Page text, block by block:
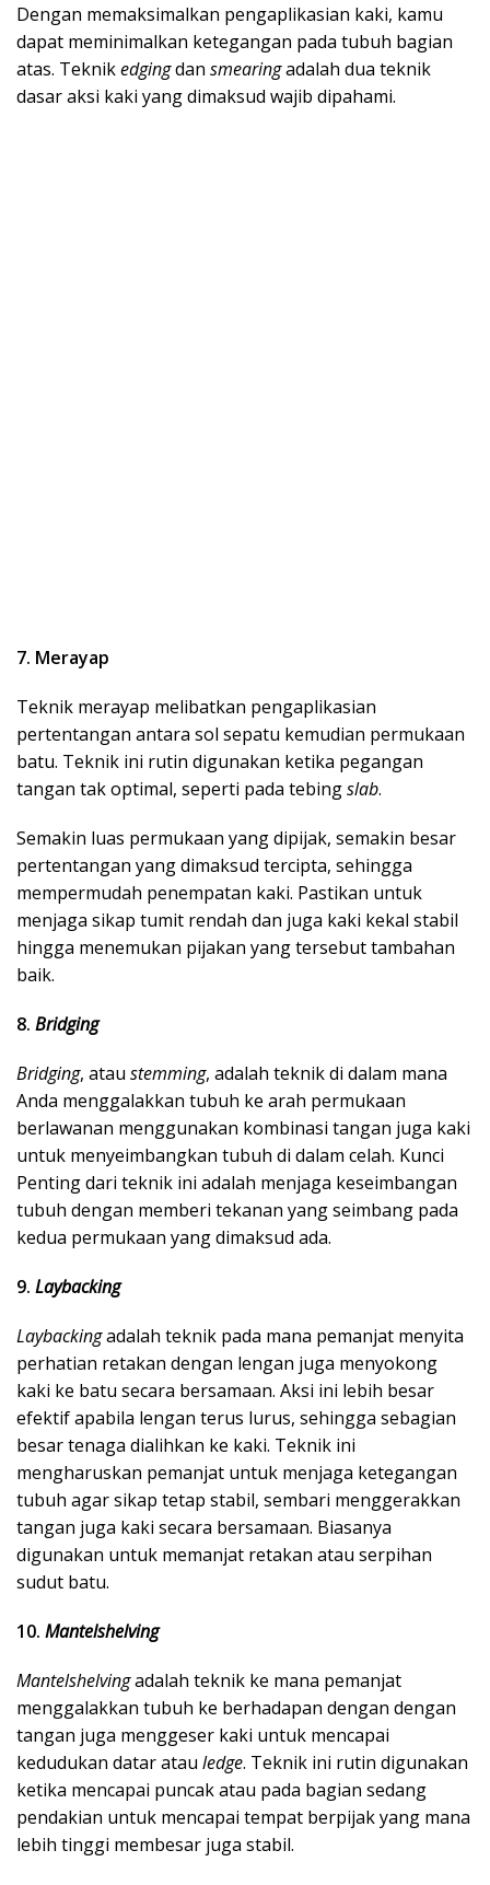
Dengan memaksimalkan pengaplikasian kaki, kamu
dapat meminimalkan ketegangan pada tubuh bagian
atas. Teknikedgingdan smearingadalah dua teknik
dasar aksi kaki yang dimaksud wajib dipahami.
7. Merayap
Teknik merayap melibatkan pengaplikasian
pertentangan antara sol sepatu kemudian permukaan
batu. Teknik ini rutin digunakan ketika pegangan
tangan tak optimal, seperti pada tebingslab.
Semakin luas permukaan yang dipijak, semakin besar
pertentangan yang dimaksud tercipta, sehingga
mempermudah penempatan kaki. Pastikan untuk
menjaga sikap tumit rendah dan juga kaki kekal stabil
hingga menemukan pijakan yang tersebut tambahan
baik.
8. Bridging
Bridging, atau stemming, adalah teknik di dalam mana
Anda menggalakkan tubuh ke arah permukaan
berlawanan menggunakan kombinasi tangan juga kaki
untuk menyeimbangkan tubuh di dalam celah. Kunci
Penting dari teknik ini adalah menjaga keseimbangan
tubuh dengan memberi tekanan yang seimbang pada
kedua permukaan yang dimaksud ada.
9. Laybacking
Laybackingadalah teknik pada mana pemanjat menyita
perhatian retakan dengan lengan juga menyokong
kaki ke batu secara bersamaan. Aksi ini lebih besar
efektif apabila lengan terus lurus, sehingga sebagian
besar tenaga dialihkan ke kaki. Teknik ini
mengharuskan pemanjat untuk menjaga ketegangan
tubuh agar sikap tetap stabil, sembari menggerakkan
tangan juga kaki secara bersamaan. Biasanya
digunakan untuk memanjat retakan atau serpihan
sudut batu.
10. Mantelshelving
Mantelshelvingadalah teknik ke mana pemanjat
menggalakkan tubuh ke berhadapan dengan dengan
tangan juga menggeser kaki untuk mencapai
kedudukan datar atau ledge. Teknik ini rutin digunakan
ketika mencapai puncak atau pada bagian sedang
pendakian untuk mencapai tempat berpijak yang mana
lebih tinggi membesar juga stabil.